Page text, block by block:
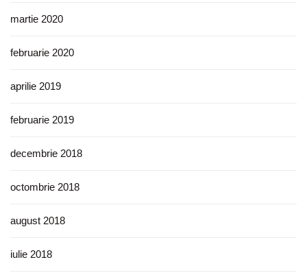
martie 2020
februarie 2020
aprilie 2019
februarie 2019
decembrie 2018
octombrie 2018
august 2018
iulie 2018